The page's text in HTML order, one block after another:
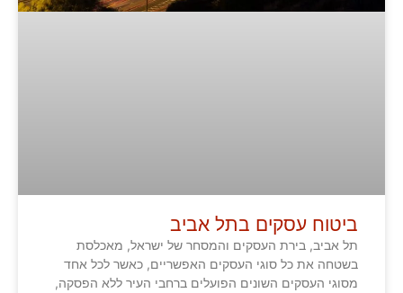
ביטוח עסקים בתל אביב
תל אביב, בירת העסקים והמסחר של ישראל, מאכלסת
בשטחה את כל סוגי העסקים האפשריים, כאשר לכל אחד
מסוגי העסקים השונים הפועלים ברחבי העיר ללא הפסקה,